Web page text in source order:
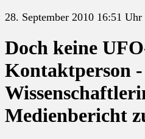
28. September 2010 16:51 Uhr
Doch keine
Kontaktperson -
Medienbericht